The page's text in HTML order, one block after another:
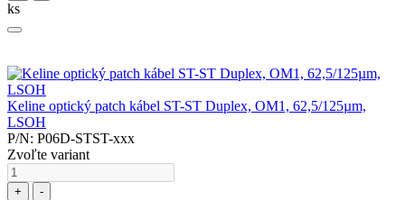
ks
Keline optický patch kábel ST-ST Duplex, OM1, 62,5/125µm,
LSOH
P/N: P06D-STST-xxx
Zvoľte variant
+ -